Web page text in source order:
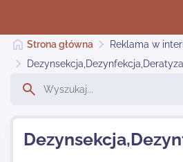
Dodaj stronę
Strona główna Reklama w